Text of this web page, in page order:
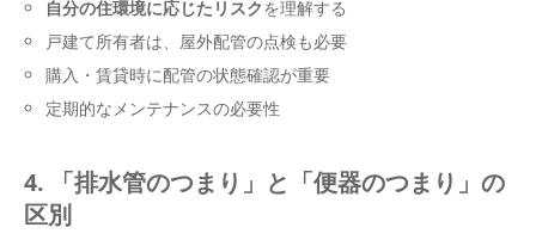
自分の住環境に応じたリスクを理解する
戸建て所有者は、屋外配管の点検も必要
購入・賃貸時に配管の状態確認が重要
定期的なメンテナンスの必要性
4. 「排水管のつまり」と「便器のつまり」の
区別